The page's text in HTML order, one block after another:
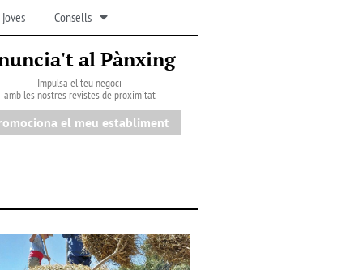
Consells
al Pànxing
Impulsa el teu negoci
amb les nostres revistes de proximitat
el meu establiment